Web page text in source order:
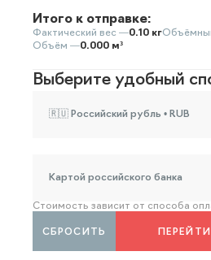
Итого к отправке:
Фактический вес —0.10 кг
Объём —0.000 м³
Выберите удобный
🇷🇺 Российский рубль • RUB
Картой российского банка
Стоимость зависит от способа
СБРОСИТЬ